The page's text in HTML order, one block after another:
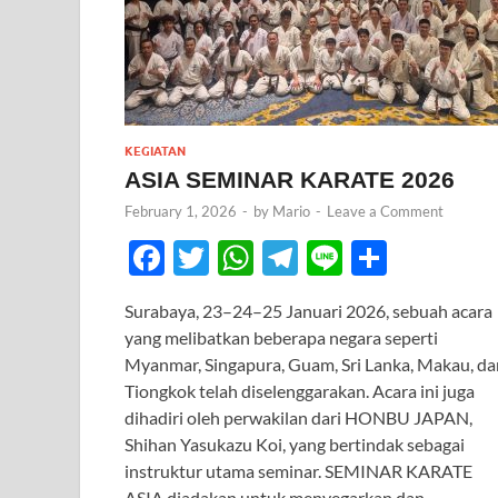
KEGIATAN
ASIA SEMINAR KARATE 2026
February 1, 2026 - by Mario - Leave a Comment
F
e
b
o
o
k
T
itt
er
W
at
s
A
p
p
T
e
gr
a
m
Li
e ar
e
Surabaya, 23–24–25 Januari 2026, sebuah acara
yang melibatkan beberapa negara seperti
Myanmar, Singapura, Guam, Sri Lanka, Makau,
Tiongkok telah diselenggarakan. Acara ini juga
dihadiri oleh perwakilan dari HONBU JAPAN,
Shihan Yasukazu Koi, yang bertindak sebagai
instruktur utama seminar. SEMINAR KARATE